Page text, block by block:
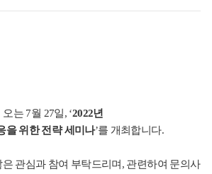
오는 7월 27일, ‘2022년
을 위한 전략 세미나’를 개최합니다.
관심과 참여 부탁드리며, 관련하여 문의사